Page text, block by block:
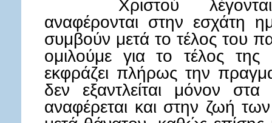
Χριστού
αναφέρονται στην εσχάτη
συμβούν μετά το τέλος του
ομιλούμε για το τέλος
εκφράζει πλήρως την
δεν εξαντλείται μόνον
αναφέρεται και στην ζωή